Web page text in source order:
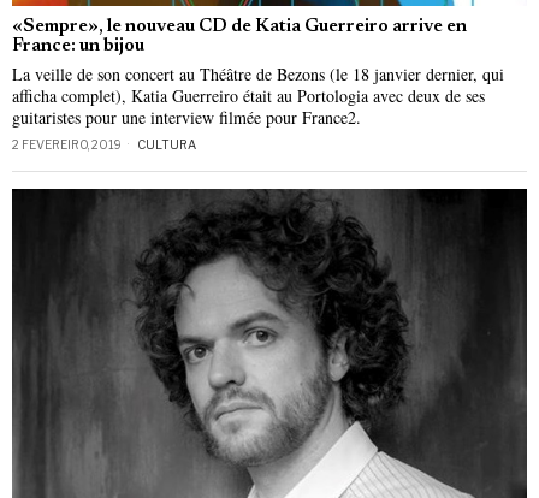
«Sempre», le nouveau CD de Katia Guerreiro arrive en
France: un bijou
La veille de son concert au Théâtre de Bezons (le 18 janvier dernier, qui
afficha complet), Katia Guerreiro était au Portologia avec deux de ses
guitaristes pour une interview filmée pour France2.
2 FEVEREIRO, 2019 CULTURA